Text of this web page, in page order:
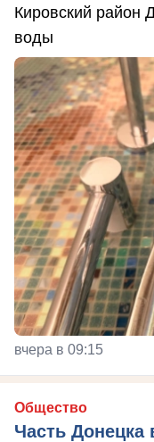
Кировский район
воды
вчера в 09:15
Общество
Часть Донецка